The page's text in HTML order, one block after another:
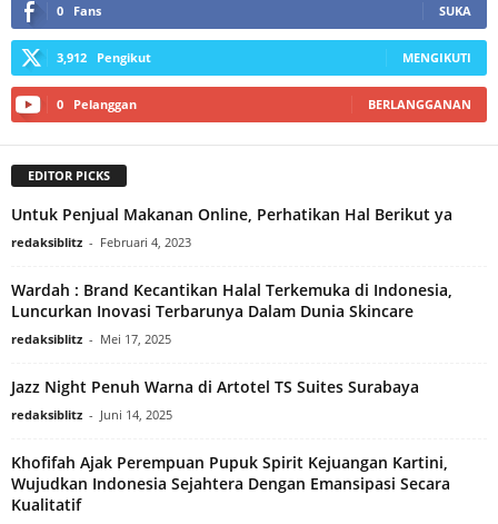
0 Fans SUKA
3,912 Pengikut MENGIKUTI
0 Pelanggan BERLANGGANAN
EDITOR PICKS
Untuk Penjual Makanan Online, Perhatikan Hal Berikut ya
redaksiblitz - Februari 4, 2023
Wardah : Brand Kecantikan Halal Terkemuka di Indonesia,
Luncurkan Inovasi Terbarunya Dalam Dunia Skincare
redaksiblitz - Mei 17, 2025
Jazz Night Penuh Warna di Artotel TS Suites Surabaya
redaksiblitz - Juni 14, 2025
Khofifah Ajak Perempuan Pupuk Spirit Kejuangan Kartini,
Wujudkan Indonesia Sejahtera Dengan Emansipasi Secara
Kualitatif